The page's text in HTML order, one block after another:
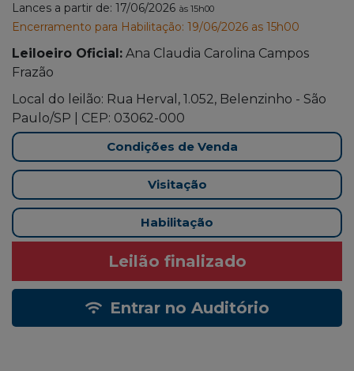
Lances a partir de: 17/06/2026 às 15h00
Encerramento para Habilitação: 19/06/2026 as 15h00
Leiloeiro Oficial: Ana Claudia Carolina Campos
Frazão
Local do leilão: Rua Herval, 1.052, Belenzinho - São
Paulo/SP | CEP: 03062-000
Condições de Venda
Visitação
Habilitação
Leilão finalizado
Entrar no Auditório